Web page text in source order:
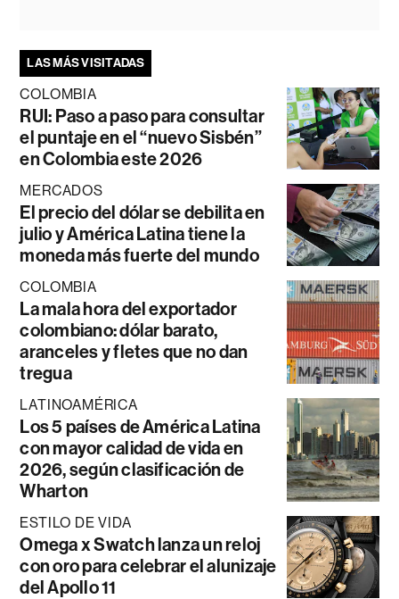
LAS MÁS VISITADAS
COLOMBIA
RUI: Paso a paso para consultar
el puntaje en el “nuevo Sisbén”
en Colombia este 2026
MERCADOS
El precio del dólar se debilita en
julio y América Latina tiene la
moneda más fuerte del mundo
COLOMBIA
La mala hora del exportador
colombiano: dólar barato,
aranceles y fletes que no dan
tregua
LATINOAMÉRICA
Los 5 países de América Latina
con mayor calidad de vida en
2026, según clasificación de
Wharton
ESTILO DE VIDA
Omega x Swatch lanza un reloj
con oro para celebrar el alunizaje
del Apollo 11